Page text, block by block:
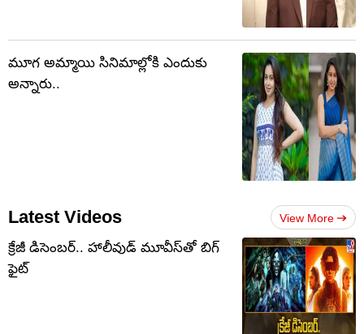
మూగ అమ్మాయి సినిమాల్లోకి ఎందుకు
అన్నారు..
Latest Videos View More
క్రేజీ డిసెంబర్‌.. హాలీవుడ్ మూవీస్‌తో బిగ్
ఫైట్‌